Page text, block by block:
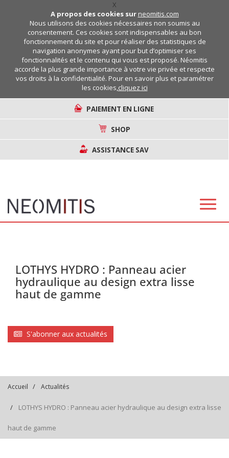
X
A propos des cookies sur neomitis.com
Nous utilisons des cookies nécessaires non soumis au
consentement. Ces cookies sont indispensables au bon
fonctionnement du site et pour réaliser des statistiques de
navigation anonymes ayant pour but d’optimiser ses
fonctionnalités et le contenu qui vous est proposé. Néomitis
accorde la plus grande importance à votre vie privée et respecte
vos droits à la confidentialité. Pour en savoir plus et paramétrer
les cookies,cliquez ici
PAIEMENT EN LIGNE
SHOP
ASSISTANCE SAV
LOTHYS HYDRO : Panneau acier
hydraulique au design extra lisse
haut de gamme
S'abonner aux actualités
Accueil Actualités
LOTHYS HYDRO : Panneau acier hydraulique au design extra lisse
haut de gamme